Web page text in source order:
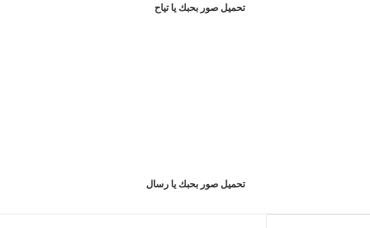
تحميل صور بحبك يا تياح
تحميل صور بحبك يا رسال